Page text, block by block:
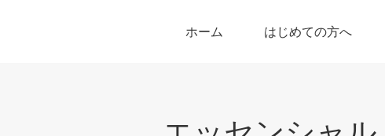
ホーム はじめての方へ